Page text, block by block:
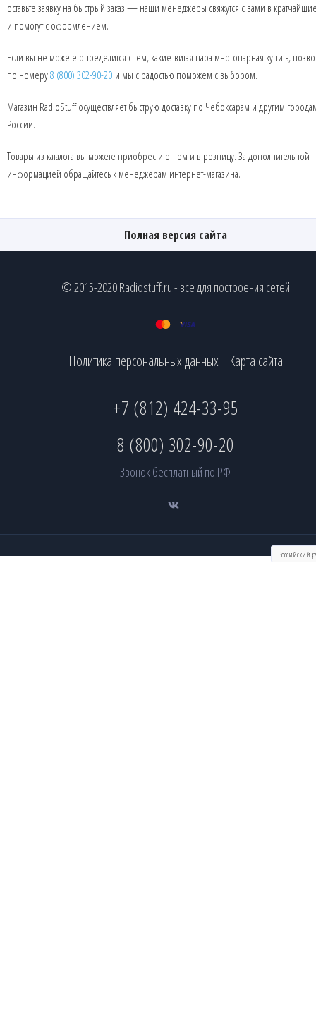
оставьте заявку на быстрый заказ — наши менеджеры свяжутся с вами в
и помогут с оформлением.
Если вы не можете определится с тем, какие витая пара многопарная купить,
по номеру8 (800) 302-90-20 и мы с радостью поможем с выбором.
Магазин RadioStuff осуществляет быструю доставку по Чебоксарам и другим
России.
Товары из каталога вы можете приобрести оптом и в розницу. За дополнительной
информацией обращайтесь к менеджерам интернет-магазина.
Полная версия сайта
© 2015-2020 Radiostuff.ru - все для построения сетей
Политика персональных данных | Карта сайта
+7 (812) 424-33-95
8 (800) 302-90-20
Звонок бесплатный по РФ